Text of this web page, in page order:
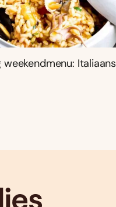
weekendmenu: Italiaans